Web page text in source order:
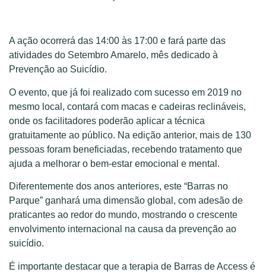
A ação ocorrerá das 14:00 às 17:00 e fará parte das
atividades do Setembro Amarelo, mês dedicado à
Prevenção ao Suicídio.
O evento, que já foi realizado com sucesso em 2019 no
mesmo local, contará com macas e cadeiras reclináveis,
onde os facilitadores poderão aplicar a técnica
gratuitamente ao público. Na edição anterior, mais de 130
pessoas foram beneficiadas, recebendo tratamento que
ajuda a melhorar o bem-estar emocional e mental.
Diferentemente dos anos anteriores, este “Barras no
Parque” ganhará uma dimensão global, com adesão de
praticantes ao redor do mundo, mostrando o crescente
envolvimento internacional na causa da prevenção ao
suicídio.
É importante destacar que a terapia de Barras de Access é